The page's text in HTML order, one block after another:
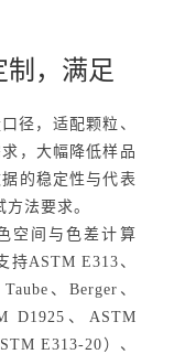
制，满足
径，适配颗粒、
，大幅降低样品
的稳定性与代表
法要求。
空间与色差计算
ASTM E313、
、Berger、
D1925、ASTM
E313-20）、